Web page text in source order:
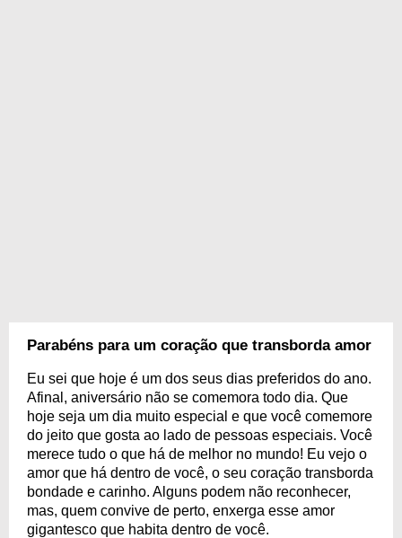
Parabéns para um coração que transborda amor
Eu sei que hoje é um dos seus dias preferidos do ano.
Afinal, aniversário não se comemora todo dia. Que
hoje seja um dia muito especial e que você comemore
do jeito que gosta ao lado de pessoas especiais. Você
merece tudo o que há de melhor no mundo! Eu vejo o
amor que há dentro de você, o seu coração transborda
bondade e carinho. Alguns podem não reconhecer,
mas, quem convive de perto, enxerga esse amor
gigantesco que habita dentro de você.